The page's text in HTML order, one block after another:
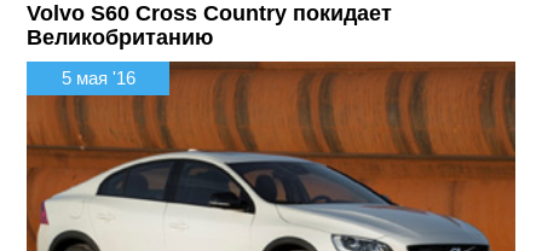
Volvo S60 Cross Country покидает
Великобританию
5 мая '16